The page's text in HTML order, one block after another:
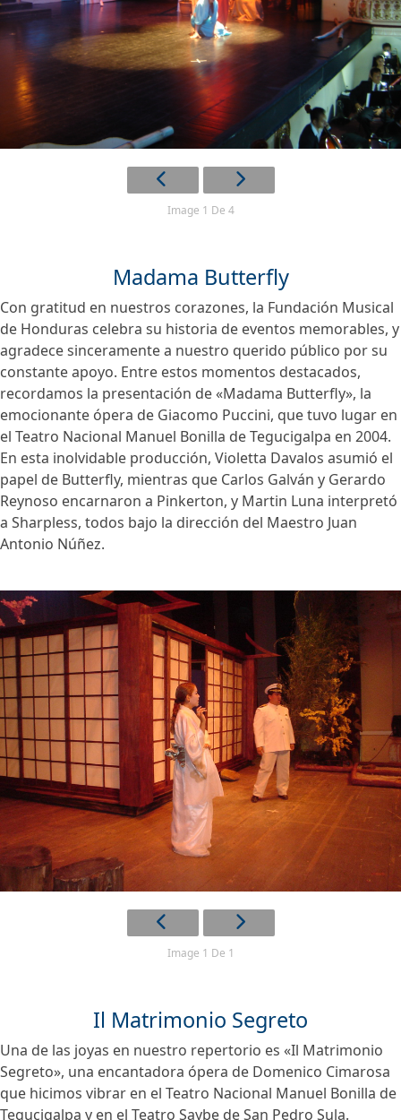
Image 1 De 4
Madama Butterfly
Con gratitud en nuestros corazones, la Fundación Musical
de Honduras celebra su historia de eventos memorables, y
agradece sinceramente a nuestro querido público por su
constante apoyo. Entre estos momentos destacados,
recordamos la presentación de «Madama Butterfly», la
emocionante ópera de Giacomo Puccini, que tuvo lugar en
el Teatro Nacional Manuel Bonilla de Tegucigalpa en 2004.
En esta inolvidable producción, Violetta Davalos asumió el
papel de Butterfly, mientras que Carlos Galván y Gerardo
Reynoso encarnaron a Pinkerton, y Martin Luna interpretó
a Sharpless, todos bajo la dirección del Maestro Juan
Antonio Núñez.
Image 1 De 1
Il Matrimonio Segreto
Una de las joyas en nuestro repertorio es «Il Matrimonio
Segreto», una encantadora ópera de Domenico Cimarosa
que hicimos vibrar en el Teatro Nacional Manuel Bonilla de
Tegucigalpa y en el Teatro Saybe de San Pedro Sula.